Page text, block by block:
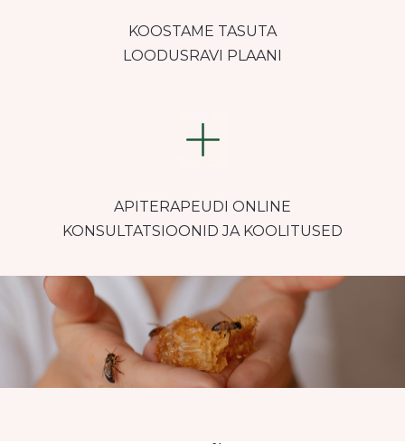
KOOSTAME TASUTA
LOODUSRAVI PLAANI
APITERAPEUDI ONLINE
KONSULTATSIOONID JA KOOLITUSED